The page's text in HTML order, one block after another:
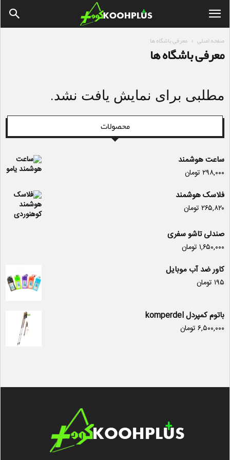
صفحه اصلی معرفی باشگاه ها
معرفی باشگاه ها
مطلبی برای نمایش یافت نشد.
محصولات
ساعت هوشمند
۲۹۸,۰۰۰ تومان
فلاسک هوشمند
۲۶۵,۸۲۰ تومان
صندلی تاشو سفری
۱,۶۵۰,۰۰۰ تومان
کاور ضد آب موبایل
۱۹۵ تومان
باتوم کمپردل komperdel
۶,۵۰۰,۰۰۰ تومان